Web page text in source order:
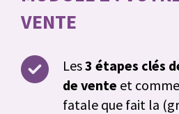
VENTE
Les3 étapes clés
de vente et
fatale que fait la